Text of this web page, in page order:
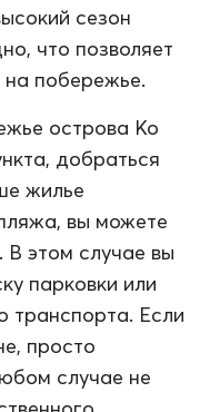
сезон
что позволяет
побережье.
острова Ко
добраться
жилье
вы можете
этом случае вы
парковки или
транспорта. Если
просто
случае не